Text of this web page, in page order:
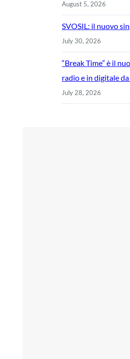
August 5, 2026
SVOSIL: il nuovo
July 30, 2026
“Break Time” è il
radio e in digitale
July 28, 2026